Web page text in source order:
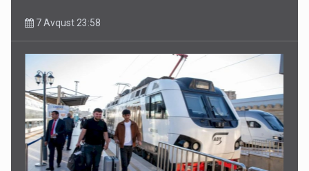
7 Avqust 23:58